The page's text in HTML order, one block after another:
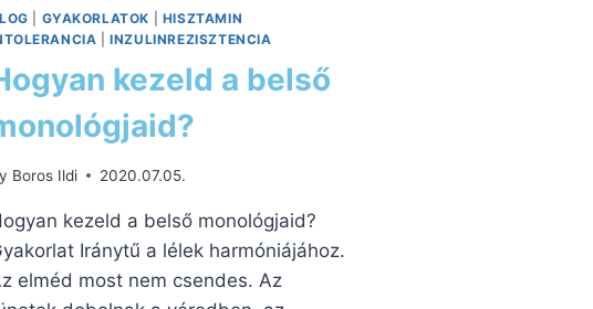
GYAKORLATOK
HISZTAMIN
|INZULINREZISZTENCIA
kezeld a belső
Boros Ildi 2020.07.05.
kezeld a belső monológjaid?
Iránytű a lélek harmóniájához.
elméd most nem csendes. Az